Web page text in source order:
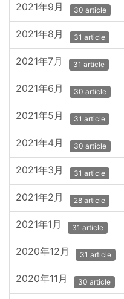
2021年9月 30 article
2021年8月 31 article
2021年7月 31 article
2021年6月 30 article
2021年5月 31 article
2021年4月 30 article
2021年3月 31 article
2021年2月 28 article
2021年1月 31 article
2020年12月 31 article
2020年11月 30 article